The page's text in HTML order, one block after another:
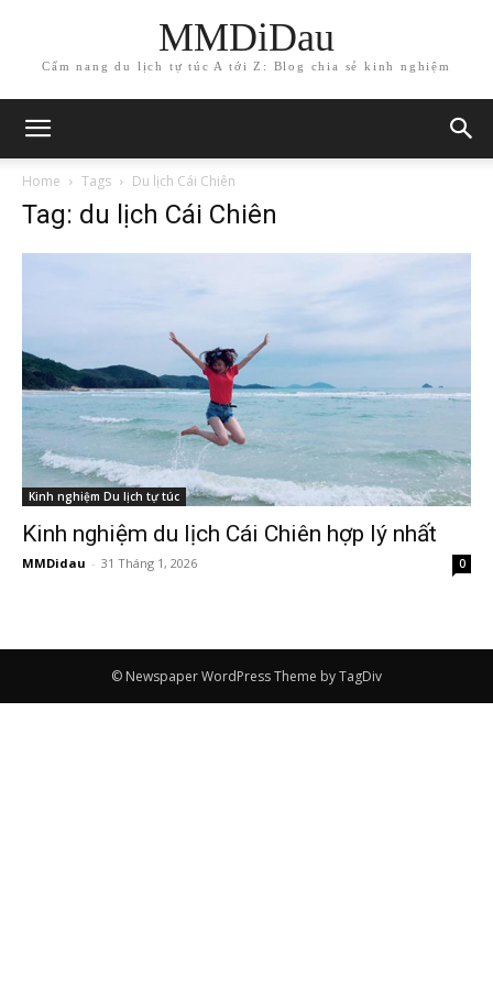
MMDiDau
Cẩm nang du lịch tự túc A tới Z: Blog chia sẻ kinh nghiệm
Home Tags Du lịch Cái Chiên
Tag: du lịch Cái Chiên
Kinh nghiệm Du lịch tự túc
Kinh nghiệm du lịch Cái Chiên hợp lý nhất
MMDidau - 31 Tháng 1, 2026 0
© Newspaper WordPress Theme by TagDiv